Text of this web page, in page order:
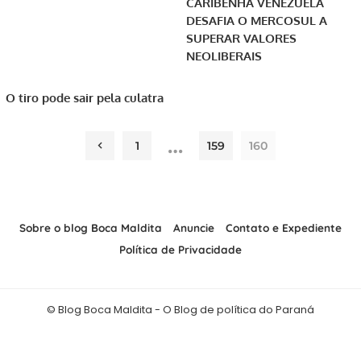
DESAFIA O MERCOSUL A
SUPERAR VALORES
NEOLIBERAIS
O tiro pode sair pela culatra
1 … 159 160
Sobre o blog Boca Maldita Anuncie
Contato e Expediente
Política de Privacidade
© Blog Boca Maldita - O Blog de política do Paraná